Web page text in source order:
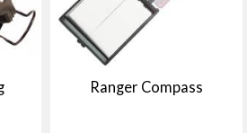
Ranger Compass